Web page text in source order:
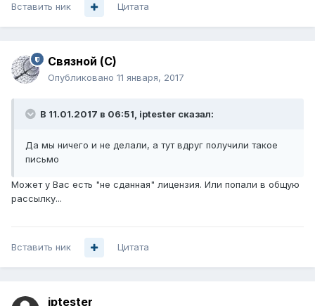
Вставить ник Цитата
Связной (С)
Опубликовано 11 января, 2017
В 11.01.2017 в 06:51, iptester сказал:
Да мы ничего и не делали, а тут вдруг получили такое
письмо
Может у Вас есть "не сданная" лицензия. Или попали в общую
рассылку...
Вставить ник Цитата
iptester